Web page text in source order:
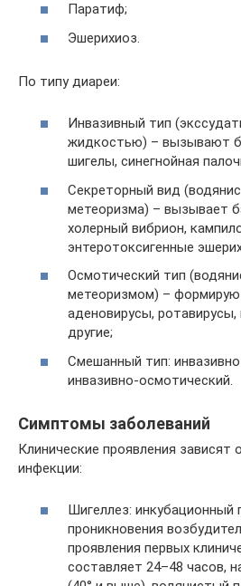
Паратиф;
Эшерихиоз.
По типу диареи:
Инвазивный тип
жидкостью) – вызывают
шигелы, синегнойная
Секреторный вид
метеоризма) – вызывает
холерный вибрион,
энтеротоксигенные
Осмотический тип
метеоризмом) –
аденовирусы,
другие;
Смешанный тип:
инвазивно-осмотический.
Симптомы заболеваний
Клинические проявления зависят
инфекции:
Шигеллез:
проникновения
проявления первых
составляет 24–48 часов,